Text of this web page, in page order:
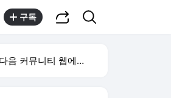
구독
커뮤니티 웹에서 보기